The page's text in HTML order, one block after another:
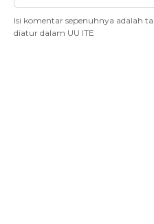
Isi komentar sepenuhnya adalah
diatur dalam UU ITE